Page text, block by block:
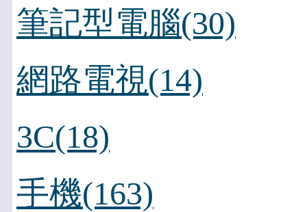
筆記型電腦(30)
網路電視(14)
3C(18)
手機(163)